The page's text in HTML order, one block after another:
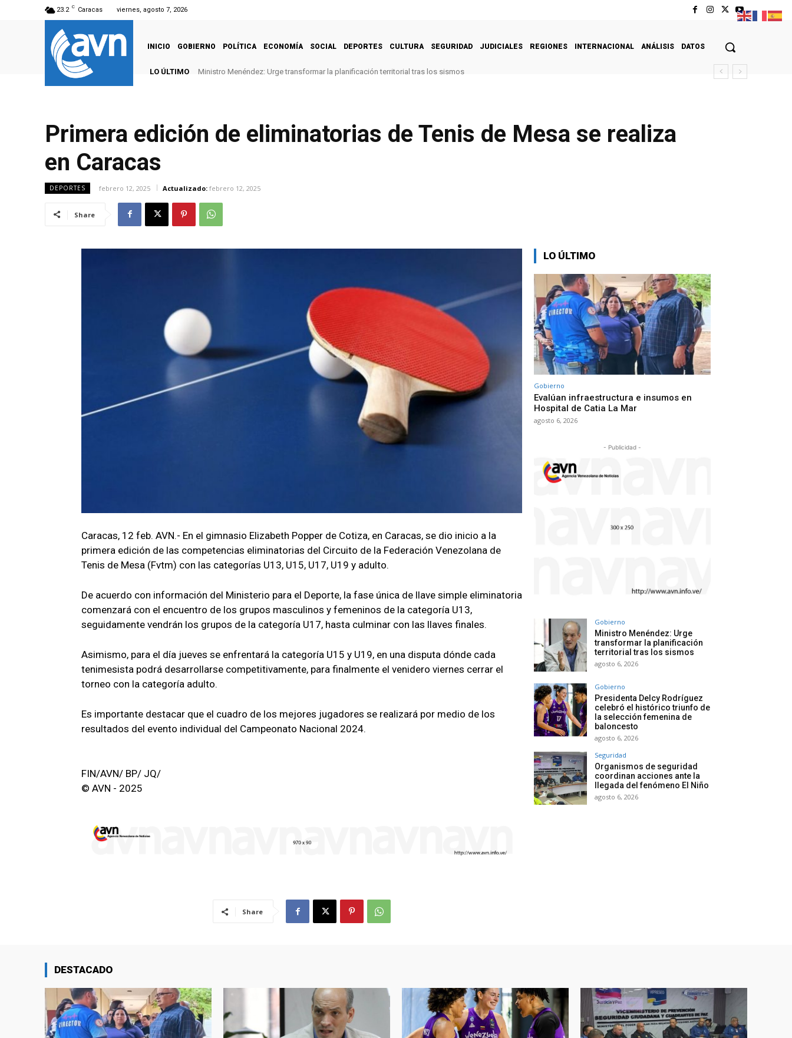
23.2 C Caracas viernes, agosto 7, 2026
INICIO GOBIERNO POLÍTICA ECONOMÍA SOCIAL DEPORTES CULTURA SEGURIDAD JUDICIALES REGIONES INTERNACIONAL ANÁLISIS DATOS
LO ÚLTIMO Ministro Menéndez: Urge transformar la planificación territorial tras los sismos
Primera edición de eliminatorias de Tenis de Mesa se realiza
en Caracas
DEPORTES febrero 12, 2025 Actualizado: febrero 12, 2025
Share
Caracas, 12 feb. AVN.- En el gimnasio Elizabeth Popper de Cotiza, en Caracas, se dio inicio a la
primera edición de las competencias eliminatorias del Circuito de la Federación Venezolana de
Tenis de Mesa (Fvtm) con las categorías U13, U15, U17, U19 y adulto.
De acuerdo con información del Ministerio para el Deporte, la fase única de llave simple eliminatoria
comenzará con el encuentro de los grupos masculinos y femeninos de la categoría U13,
seguidamente vendrán los grupos de la categoría U17, hasta culminar con las llaves finales.
Asimismo, para el día jueves se enfrentará la categoría U15 y U19, en una disputa dónde cada
tenimesista podrá desarrollarse competitivamente, para finalmente el venidero viernes cerrar el
torneo con la categoría adulto.
Es importante destacar que el cuadro de los mejores jugadores se realizará por medio de los
resultados del evento individual del Campeonato Nacional 2024.
FIN/AVN/ BP/ JQ/
© AVN - 2025
Share
LO ÚLTIMO
Gobierno
Evalúan infraestructura e insumos en
Hospital de Catia La Mar
agosto 6, 2026
- Publicidad -
Gobierno
Ministro Menéndez: Urge
transformar la planificación
territorial tras los sismos
agosto 6, 2026
Gobierno
Presidenta Delcy Rodríguez
celebró el histórico triunfo de
la selección femenina de
baloncesto
agosto 6, 2026
Seguridad
Organismos de seguridad
coordinan acciones ante la
llegada del fenómeno El Niño
agosto 6, 2026
DESTACADO